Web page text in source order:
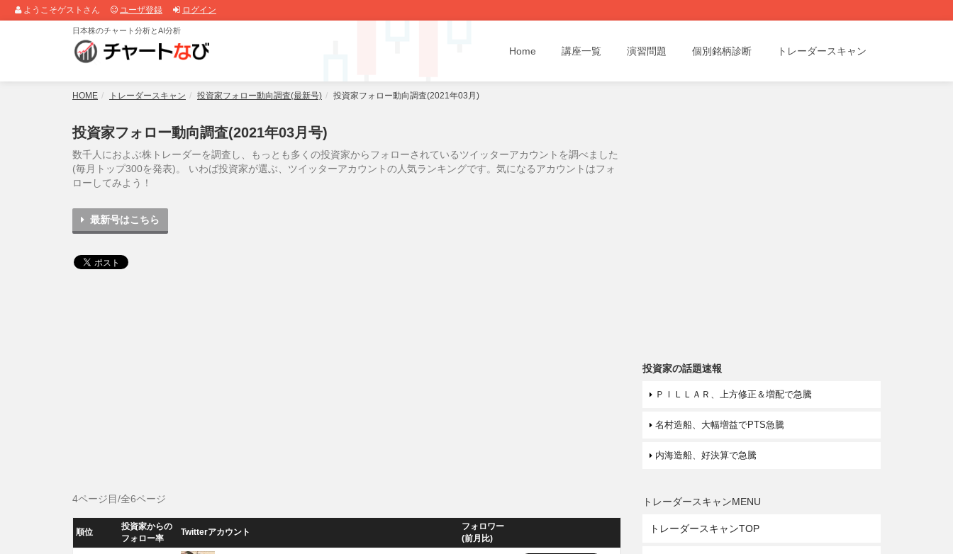
ようこそゲストさん ユーザ登録 ログイン
日本株のチャート分析とAI分析
Home 講座一覧 演習問題 個別銘柄診断 トレーダースキャン
HOME トレーダースキャン 投資家フォロー動向調査(最新号) 投資家フォロー動向調査(2021年03月)
投資家フォロー動向調査(2021年03月号)
数千人におよぶ株トレーダーを調査し、もっとも多くの投資家からフォローされているツイッターアカウントを調べました
(毎月トップ300を発表)。 いわば投資家が選ぶ、ツイッターアカウントの人気ランキングです。気になるアカウントはフォ
ローしてみよう！
最新号はこちら
4ページ目/全6ページ
順位
投資家からの
フォロー率
Twitterアカウント
フォロワー
(前月比)
投資家の話題速報
ＰＩＬＬＡＲ、上方修正＆増配で急騰
名村造船、大幅増益でPTS急騰
内海造船、好決算で急騰
トレーダースキャンMENU
トレーダースキャンTOP